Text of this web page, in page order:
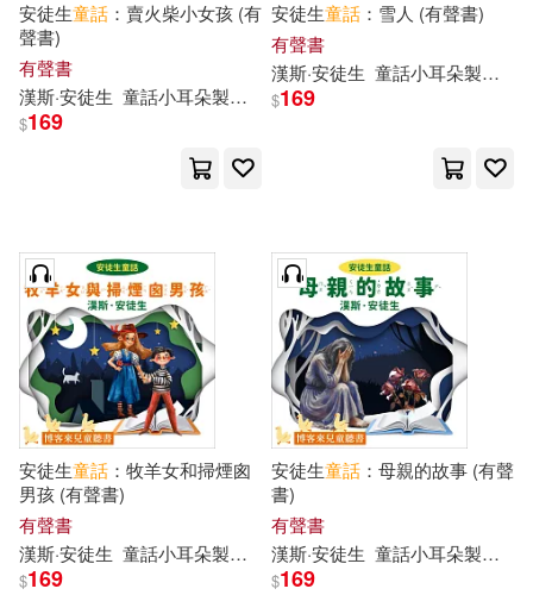
免費電子書(1)
其他
作者/演唱/譯/編/繪(22)
價格
範圍
安徒生童話 ：賣火柴小女孩 (有
聲書)
有聲書
漢斯·安徒生 童話小耳朵製作 團隊
$169
安徒生童話 ：雪人 (有聲書)
有聲書
漢斯·安徒生 童話小耳朵製作
$169
安徒生童話 ：牧羊女和掃煙囪
男孩 (有聲書)
有聲書
漢斯·安徒生 童話小耳朵製作 團隊
$169
安徒生童話 ：母親的故事 (有聲
書)
有聲書
漢斯·安徒生 童話小耳朵製作
$169